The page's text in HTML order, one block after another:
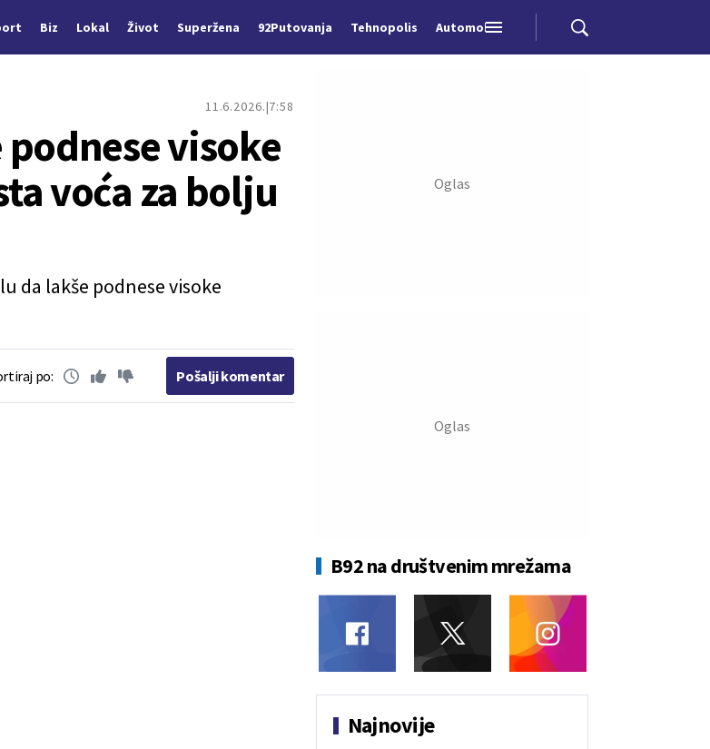
Biz Lokal Život Superžena 92Putovanja Tehnopolis Automobili
11.6.2026. 7:58
visoke
voća za bolju
da lakše podnese visoke
po: Pošalji komentar
B92 na društvenim mrežama
Najnovije